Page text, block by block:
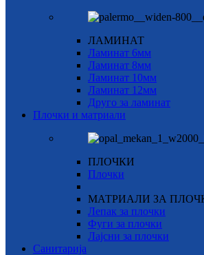
ЛАМИНАТ
Ламинат 6мм
Ламинат 8мм
Ламинат 10мм
Ламинат 12мм
Друго за ламинат
Плочки и матриали
ПЛОЧКИ
Плочки
МАТРИАЛИ ЗА
Лепак за плочки
Фуги за плочки
Лајсни за плочки
Санитарија